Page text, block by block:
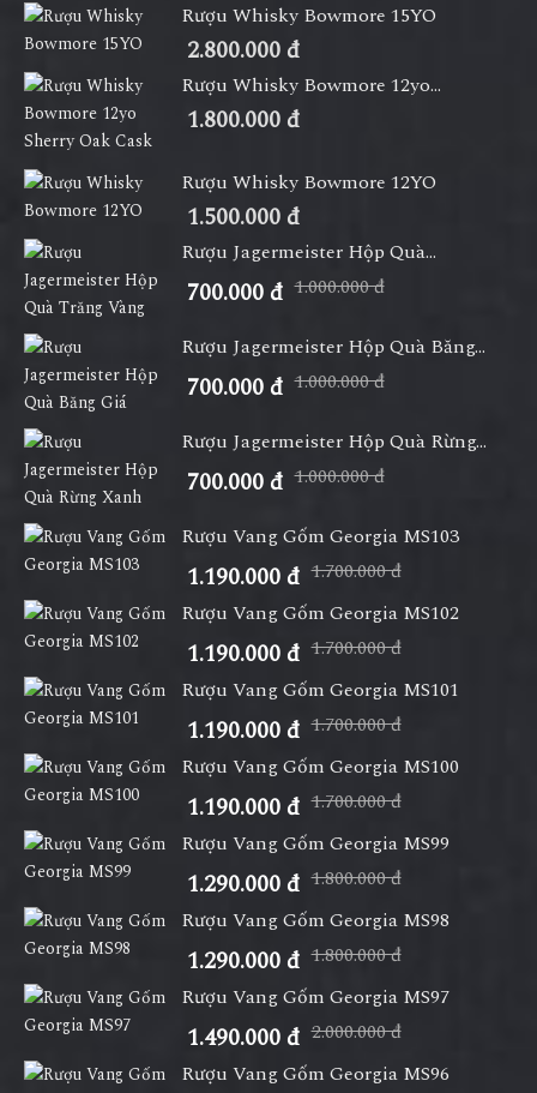
Rượu Whisky Bowmore 15YO
2.800.000 đ
Rượu Whisky Bowmore 12yo...
1.800.000 đ
Rượu Whisky Bowmore 12YO
1.500.000 đ
Rượu Jagermeister Hộp Quà...
700.000 đ 1.000.000 đ
Rượu Jagermeister Hộp Quà Băng...
700.000 đ 1.000.000 đ
Rượu Jagermeister Hộp Quà Rừng...
700.000 đ 1.000.000 đ
Rượu Vang Gốm Georgia MS103
1.190.000 đ 1.700.000 đ
Rượu Vang Gốm Georgia MS102
1.190.000 đ 1.700.000 đ
Rượu Vang Gốm Georgia MS101
1.190.000 đ 1.700.000 đ
Rượu Vang Gốm Georgia MS100
1.190.000 đ 1.700.000 đ
Rượu Vang Gốm Georgia MS99
1.290.000 đ 1.800.000 đ
Rượu Vang Gốm Georgia MS98
1.290.000 đ 1.800.000 đ
Rượu Vang Gốm Georgia MS97
1.490.000 đ 2.000.000 đ
Rượu Vang Gốm Georgia MS96